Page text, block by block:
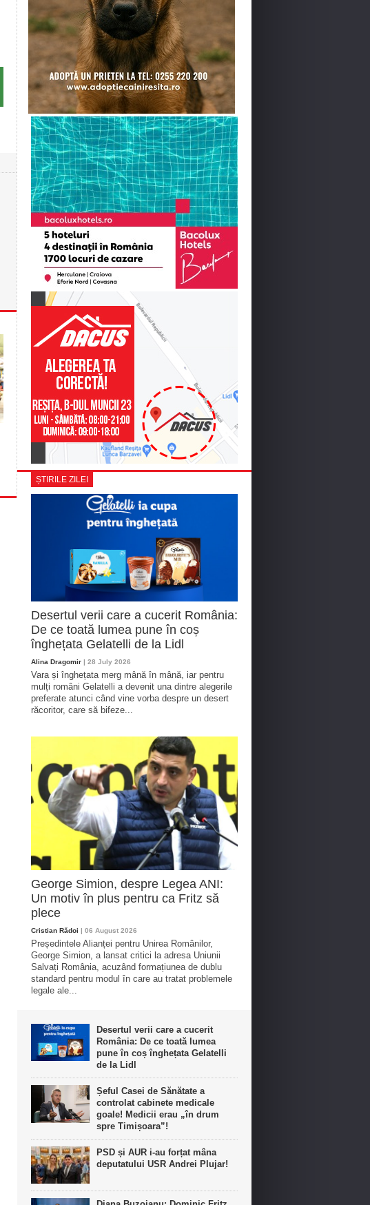
ȘTIRILE ZILEI
Desertul verii care a cucerit România:
De ce toată lumea pune în coș
înghețata Gelatelli de la Lidl
Alina Dragomir | 28 July 2026
Vara și înghețata merg mână în mână, iar pentru
mulți români Gelatelli a devenit una dintre alegerile
preferate atunci când vine vorba despre un desert
răcoritor, care să bifeze...
George Simion, despre Legea ANI:
Un motiv în plus pentru ca Fritz să
plece
Cristian Rădoi | 06 August 2026
Președintele Alianței pentru Unirea Românilor,
George Simion, a lansat critici la adresa Uniunii
Salvați România, acuzând formațiunea de dublu
standard pentru modul în care au tratat problemele
legale ale...
Desertul verii care a cucerit
România: De ce toată lumea
pune în coș înghețata Gelatelli
de la Lidl
Șeful Casei de Sănătate a
controlat cabinete medicale
goale! Medicii erau „în drum
spre Timișoara”!
PSD și AUR i-au forțat mâna
deputatului USR Andrei Plujar!